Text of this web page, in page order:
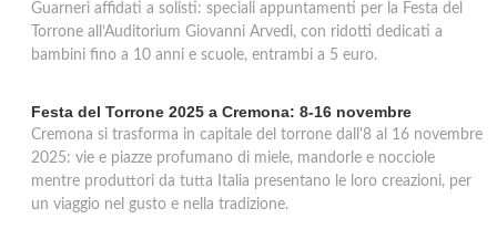
Guarneri affidati a solisti: speciali appuntamenti per la Festa del
Torrone all’Auditorium Giovanni Arvedi, con ridotti dedicati a
bambini fino a 10 anni e scuole, entrambi a 5 euro.
Festa del Torrone 2025 a Cremona: 8-16 novembre
Cremona si trasforma in capitale del torrone dall'8 al 16 novembre
2025: vie e piazze profumano di miele, mandorle e nocciole
mentre produttori da tutta Italia presentano le loro creazioni, per
un viaggio nel gusto e nella tradizione.